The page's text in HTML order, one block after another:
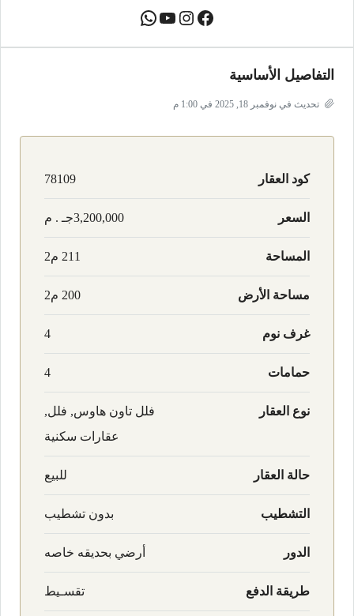
التفاصيل الأساسية
تحديث في نوفمبر 18, 2025 في 1:00 م
كود العقار 78109
السعر 3,200,000جـ . م
المساحة 211 م2
مساحة الأرض 200 م2
غرف نوم 4
حمامات 4
نوع العقار
فلل تاون هاوس, فلل,
عقارات سكنية
حالة العقار للبيع
التشطيب بدون تشطيب
الدور أرضي بحديقه خاصه
طريقة الدفع تقسـيط